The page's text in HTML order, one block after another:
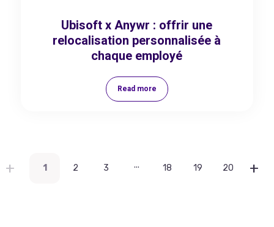
Ubisoft x Anywr : offrir une
relocalisation personnalisée à
chaque employé
Read more
1 2 3 ... 18 19 20